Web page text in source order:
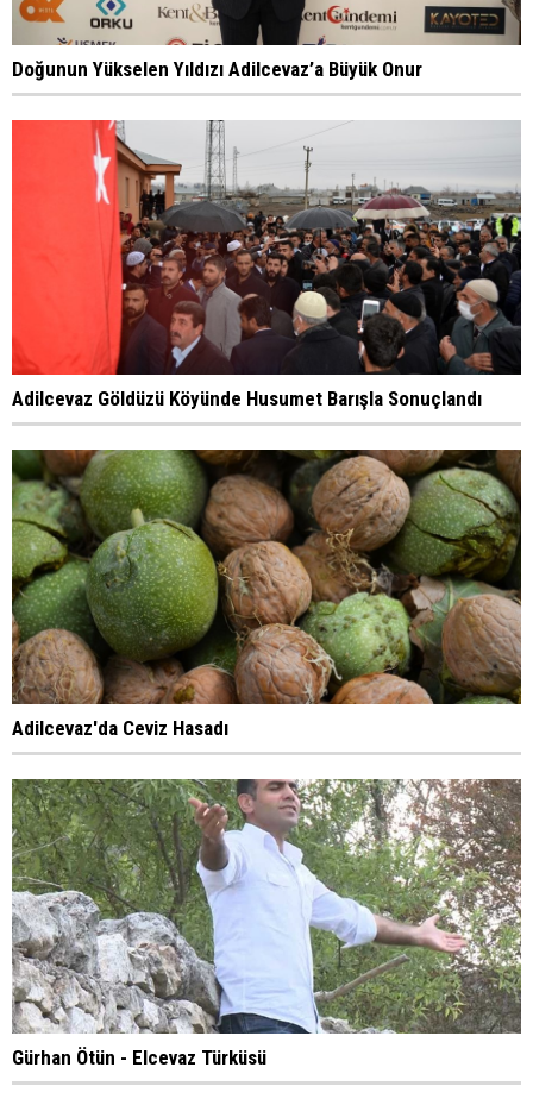
Doğunun Yükselen Yıldızı Adilcevaz’a Büyük Onur
Adilcevaz Göldüzü Köyünde Husumet Barışla Sonuçlandı
Adilcevaz'da Ceviz Hasadı
Gürhan Ötün - Elcevaz Türküsü